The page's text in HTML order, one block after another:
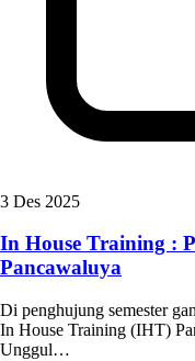
3 Des 2025
In House Training :
Pancawaluya
Di penghujung semester
In House Training (IHT)
Unggul…